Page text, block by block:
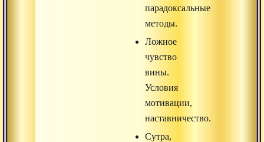
парадоксальные
методы.
Ложное
чувство
вины.
Условия
мотивации,
наставничество.
Сутра,